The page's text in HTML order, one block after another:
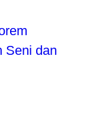
Seni dan